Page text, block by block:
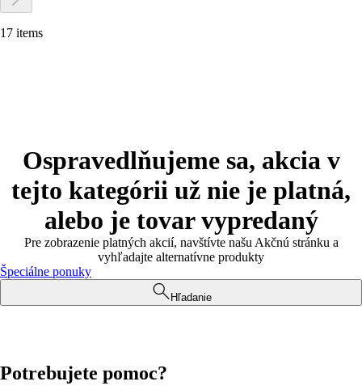
17 items
Ospravedlňujeme sa, akcia v
tejto kategórii už nie je platná,
alebo je tovar vypredaný
Pre zobrazenie platných akcií, navštívte našu Akčnú stránku a
vyhľadajte alternatívne produkty
Špeciálne ponuky
Hľadanie
Potrebujete pomoc?